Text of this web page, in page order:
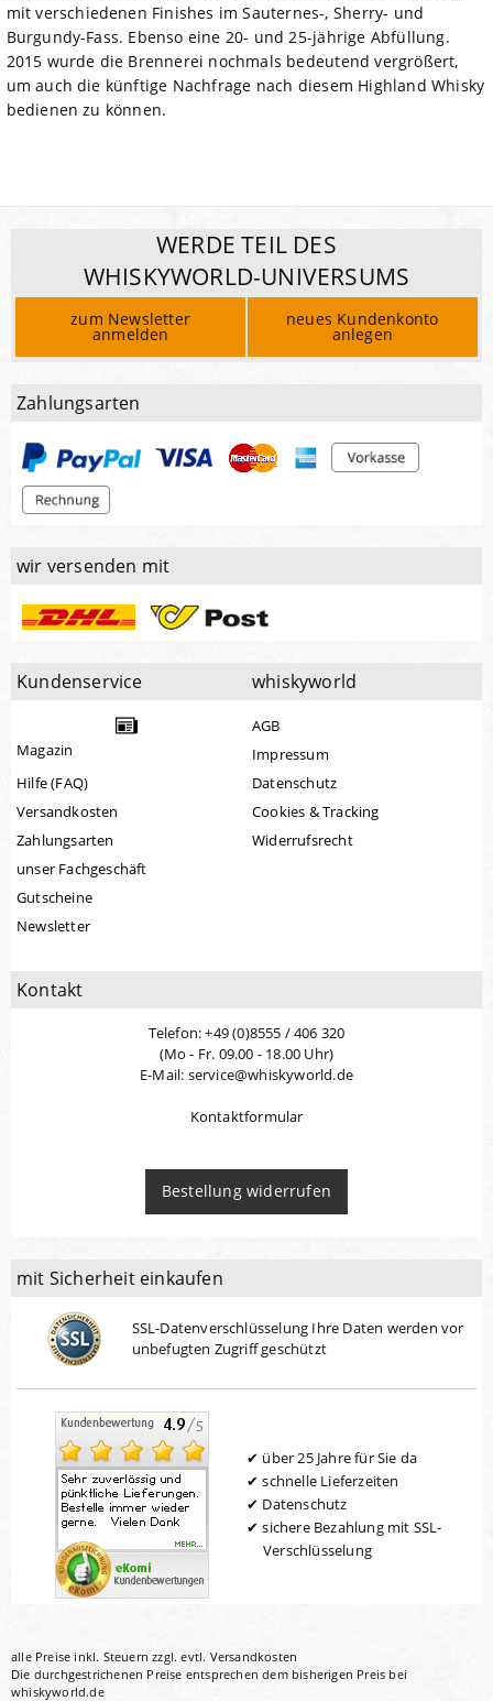
mit verschiedenen Finishes im Sauternes-, Sherry- und
Burgundy-Fass. Ebenso eine 20- und 25-jährige Abfüllung.
2015 wurde die Brennerei nochmals bedeutend vergrößert,
um auch die künftige Nachfrage nach diesem Highland Whisky
bedienen zu können.
WERDE TEIL DES
WHISKYWORLD-UNIVERSUMS
zum Newsletter
anmelden
neues Kundenkonto
anlegen
Zahlungsarten
wir versenden mit
Kundenservice
Magazin
Hilfe (FAQ)
Versandkosten
Zahlungsarten
unser Fachgeschäft
Gutscheine
Newsletter
whiskyworld
AGB
Impressum
Datenschutz
Cookies & Tracking
Widerrufsrecht
Kontakt
Telefon: +49 (0)8555 / 406 320
(Mo - Fr. 09.00 - 18.00 Uhr)
E-Mail: service@whiskyworld.de
Kontaktformular
Bestellung widerrufen
mit Sicherheit einkaufen
SSL-Datenverschlüsselung Ihre Daten werden vor
unbefugten Zugriff geschützt
über 25 Jahre für Sie da
schnelle Lieferzeiten
Datenschutz
sichere Bezahlung mit SSL-
Verschlüsselung
alle Preise inkl. Steuern zzgl. evtl. Versandkosten
Die durchgestrichenen Preise entsprechen dem bisherigen Preis bei
whiskyworld.de